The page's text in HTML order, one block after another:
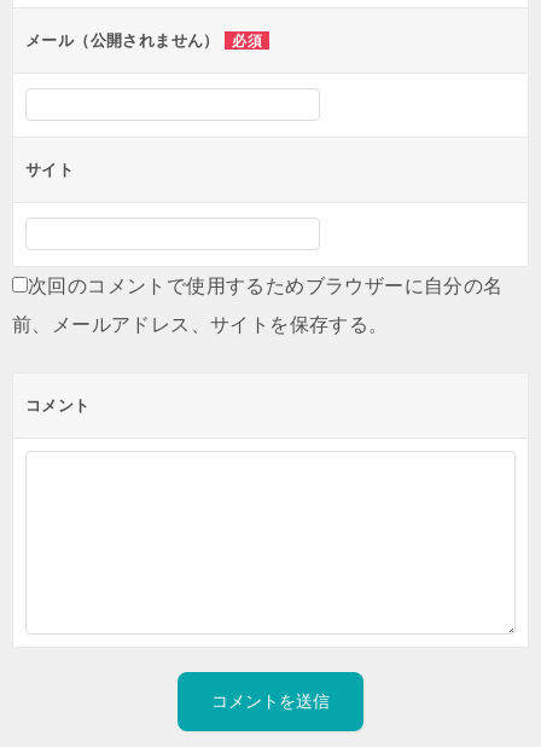
ンメール（公開されません） 必須
サイト
次回のコメントで使用するためブラウザーに自分の名
前、メールアドレス、サイトを保存する。
コメント